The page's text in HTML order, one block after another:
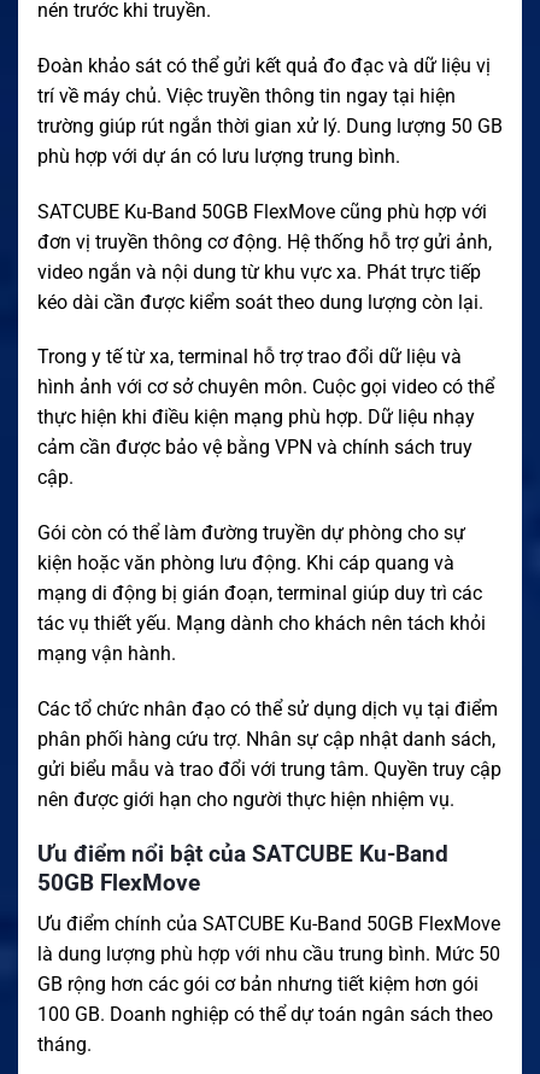
nén trước khi truyền.
Đoàn khảo sát có thể gửi kết quả đo đạc và dữ liệu vị
trí về máy chủ. Việc truyền thông tin ngay tại hiện
trường giúp rút ngắn thời gian xử lý. Dung lượng 50 GB
phù hợp với dự án có lưu lượng trung bình.
SATCUBE Ku-Band 50GB FlexMove cũng phù hợp với
đơn vị truyền thông cơ động. Hệ thống hỗ trợ gửi ảnh,
video ngắn và nội dung từ khu vực xa. Phát trực tiếp
kéo dài cần được kiểm soát theo dung lượng còn lại.
Trong y tế từ xa, terminal hỗ trợ trao đổi dữ liệu và
hình ảnh với cơ sở chuyên môn. Cuộc gọi video có thể
thực hiện khi điều kiện mạng phù hợp. Dữ liệu nhạy
cảm cần được bảo vệ bằng VPN và chính sách truy
cập.
Gói còn có thể làm đường truyền dự phòng cho sự
kiện hoặc văn phòng lưu động. Khi cáp quang và
mạng di động bị gián đoạn, terminal giúp duy trì các
tác vụ thiết yếu. Mạng dành cho khách nên tách khỏi
mạng vận hành.
Các tổ chức nhân đạo có thể sử dụng dịch vụ tại điểm
phân phối hàng cứu trợ. Nhân sự cập nhật danh sách,
gửi biểu mẫu và trao đổi với trung tâm. Quyền truy cập
nên được giới hạn cho người thực hiện nhiệm vụ.
Ưu điểm nổi bật của SATCUBE Ku-Band
50GB FlexMove
Ưu điểm chính của SATCUBE Ku-Band 50GB FlexMove
là dung lượng phù hợp với nhu cầu trung bình. Mức 50
GB rộng hơn các gói cơ bản nhưng tiết kiệm hơn gói
100 GB. Doanh nghiệp có thể dự toán ngân sách theo
tháng.